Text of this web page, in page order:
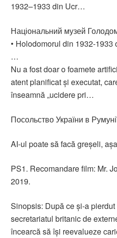
1932–1933 din Ucr…
Національний музей
• Holodomorul din 1932-
…
Nu a fost doar o foamete
atent planificat și executat,
înseamnă „ucidere pri…
Посольство України в
AI-ul poate să facă greșeli,
PS1. Recomandare film: Mr.
2019.
Sinopsis: După ce și-a
secretariatul britanic de
încearcă să își reevalueze